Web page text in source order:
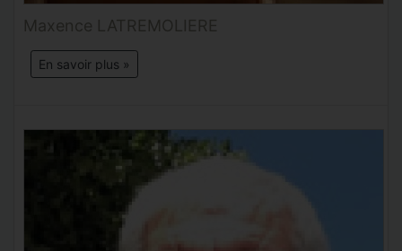
Maxence LATREMOLIERE
En savoir plus »